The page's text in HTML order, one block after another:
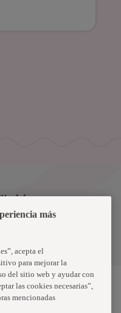
de datos
global líder en
más
acepta el
para mejorar la
del sitio web y ayudar con
las cookies necesarias”,
mencionadas